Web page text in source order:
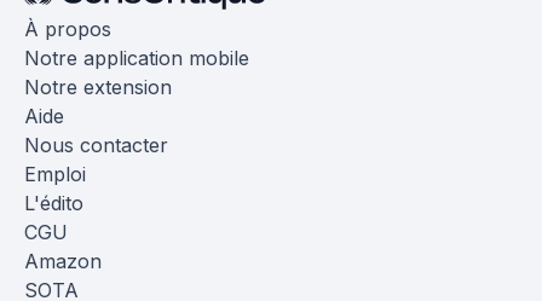
À propos
Notre application mobile
Notre extension
Aide
Nous contacter
Emploi
L'édito
CGU
Amazon
SOTA